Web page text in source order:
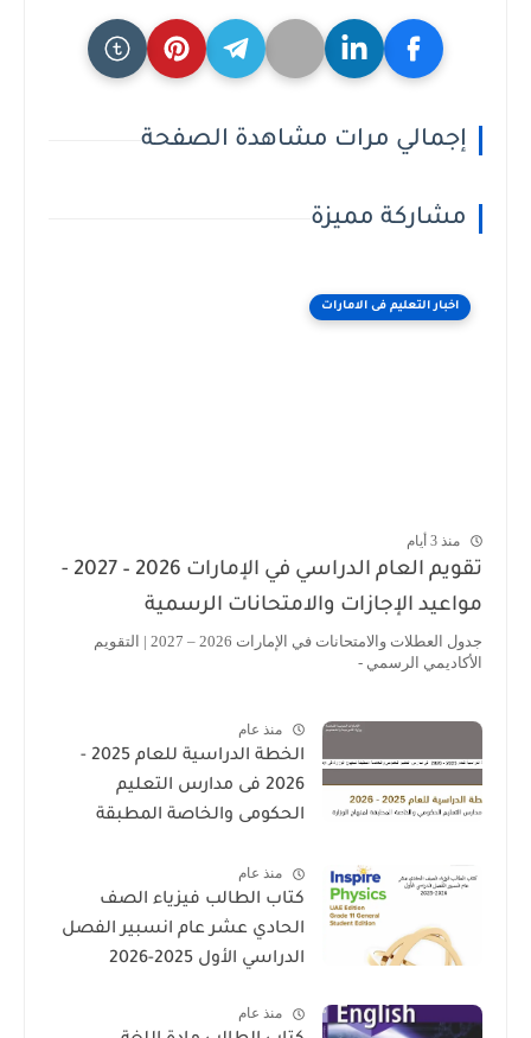
إجمالي مرات مشاهدة الصفحة
مشاركة مميزة
اخبار التعليم فى الامارات
منذ 3 أيام
تقويم العام الدراسي في الإمارات 2026 – 2027 -
مواعيد الإجازات والامتحانات الرسمية
جدول العطلات والامتحانات في الإمارات 2026 – 2027 | التقويم
الأكاديمي الرسمي -
منذ عام
الخطة الدراسية للعام 2025 -
2026 فى مدارس التعليم
الحكومى والخاصة المطبقة
منذ عام
كتاب الطالب فيزياء الصف
الحادي عشر عام انسبير الفصل
الدراسي الأول 2025-2026
منذ عام